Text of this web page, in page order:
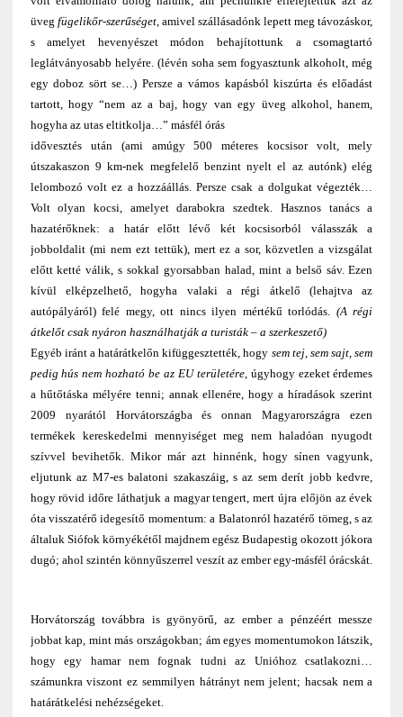
üveg fügelikőr-szerűséget, amivel szállásadónk lepett meg távozáskor,
s amelyet hevenyészet módon behajítottunk a csomagtartó
leglátványosabb helyére. (lévén soha sem fogyasztunk alkoholt, még
egy doboz sört se…) Persze a vámos kapásból kiszúrta és előadást
tartott, hogy “nem az a baj, hogy van egy üveg alkohol, hanem,
hogyha az utas eltitkolja…” másfél órás
idővesztés után (ami amúgy 500 méteres kocsisor volt, mely
útszakaszon 9 km-nek megfelelő benzint nyelt el az autónk) elég
lelombozó volt ez a hozzáállás. Persze csak a dolgukat végezték…
Volt olyan kocsi, amelyet darabokra szedtek. Hasznos tanács a
hazatérőknek: a határ előtt lévő két kocsisorból válasszák a
jobboldalit (mi nem ezt tettük), mert ez a sor, közvetlen a vizsgálat
előtt ketté válik, s sokkal gyorsabban halad, mint a belső sáv. Ezen
kívül elképzelhető, hogyha valaki a régi átkelő (lehajtva az
autópályáról) felé megy, ott nincs ilyen mértékű torlódás. (A régi
átkelőt csak nyáron használhatják a turisták – a szerkeszető)
Egyéb iránt a határátkelőn kifüggesztették, hogy sem tej, sem sajt, sem
pedig hús nem hozható be az EU területére, úgyhogy ezeket érdemes
a hűtőtáska mélyére tenni; annak ellenére, hogy a híradások szerint
2009 nyarától Horvátországba és onnan Magyarországra ezen
termékek kereskedelmi mennyiséget meg nem haladóan nyugodt
szívvel bevihetők. Mikor már azt hinnénk, hogy sínen vagyunk,
eljutunk az M7-es balatoni szakaszáig, s az sem derít jobb kedvre,
hogy rövid időre láthatjuk a magyar tengert, mert újra előjön az évek
óta visszatérő idegesítő momentum: a Balatonról hazatérő tömeg, s az
általuk Siófok környékétől majdnem egész Budapestig okozott jókora
dugó; ahol szintén könnyűszerrel veszít az ember egy-másfél órácskát.
Horvátország továbbra is gyönyörű, az ember a pénzéért messze
jobbat kap, mint más országokban; ám egyes momentumokon látszik,
hogy egy hamar nem fognak tudni az Unióhoz csatlakozni…
számunkra viszont ez semmilyen hátrányt nem jelent; hacsak nem a
határátkelési nehézségeket.